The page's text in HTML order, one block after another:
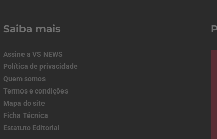
Saiba mais
Assine a VS NEWS
Política de privacidade
Quem somos
Termos e condições
Mapa do site
Ficha Técnica
Estatuto Editorial